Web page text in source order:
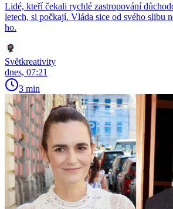
Lidé, kteří čekali rychlé zastropování
letech, si počkají. Vláda sice od svého slibu
ho.
Světkreativity
dnes, 07:21
3 min